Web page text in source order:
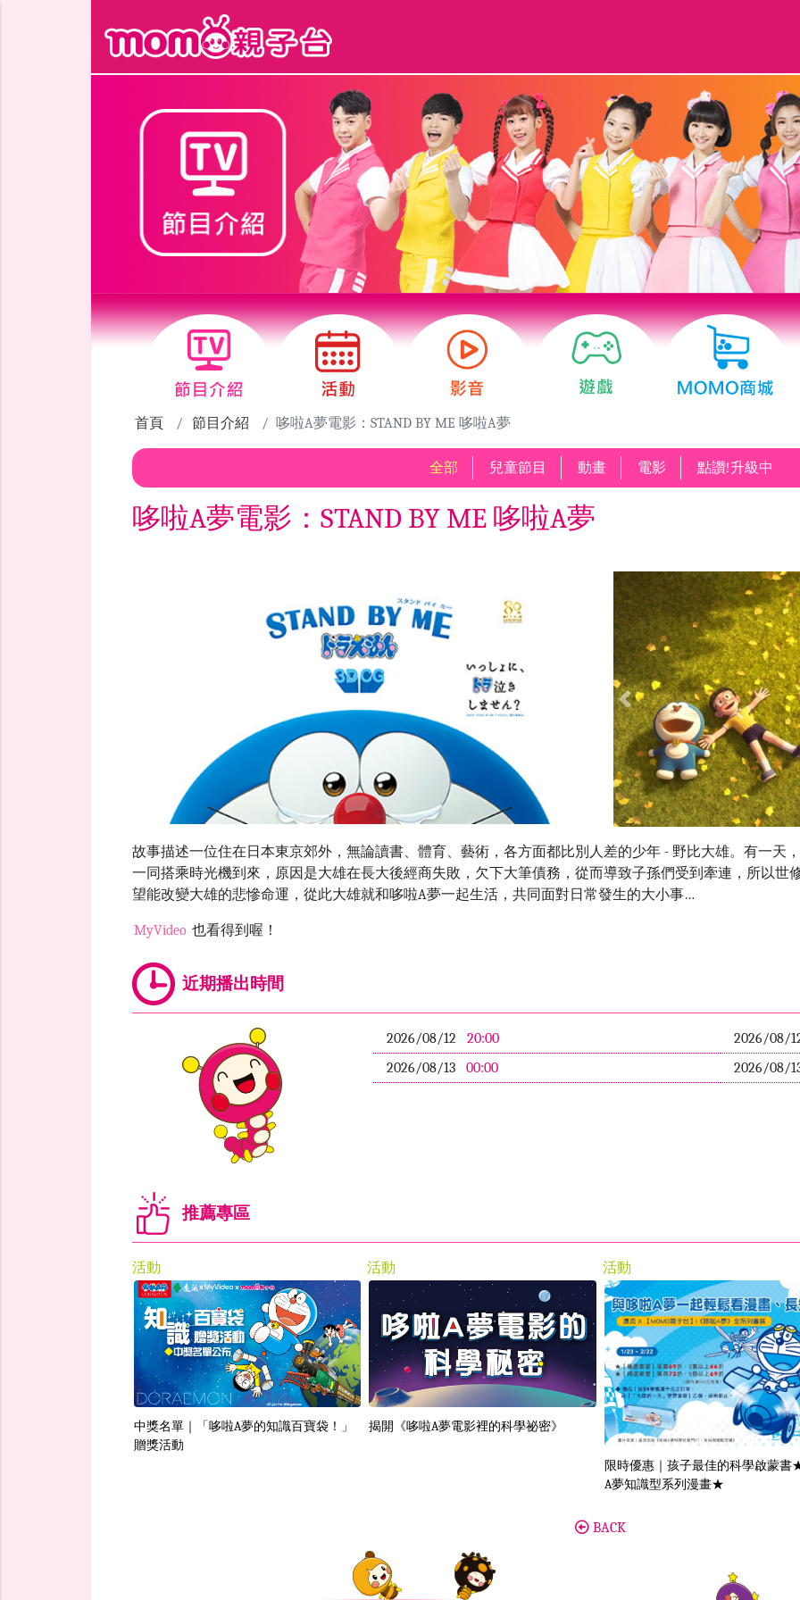
首頁 節目介紹 哆啦A夢電影：STAND BY ME 哆啦A夢
全部 兒童節目 動畫 電影 點讚!升級中
哆啦A夢電影：STAND BY ME 哆啦A夢
Previous
故事描述一位住在日本東京郊外，無論讀書、體育、藝術，各方面都比別人差的少年 - 野比大雄。有一天
一同搭乘時光機到來，原因是大雄在長大後經商失敗，欠下大筆債務，從而導致子孫們受到牽連，所以世
望能改變大雄的悲慘命運，從此大雄就和哆啦A夢一起生活，共同面對日常發生的大小事…
MyVideo 也看得到喔！
近期播出時間
2026/08/12 20:00
2026/08/
2026/08/13
00:00 2026/08/
推薦專區
活動
中獎名單｜「哆啦A夢的知識百寶袋！」
贈獎活動
活動
揭開《哆啦A夢電影裡的科學祕密》
活動
限時優惠｜孩子最佳的科學啟蒙書
A夢知識型系列漫畫★
BACK